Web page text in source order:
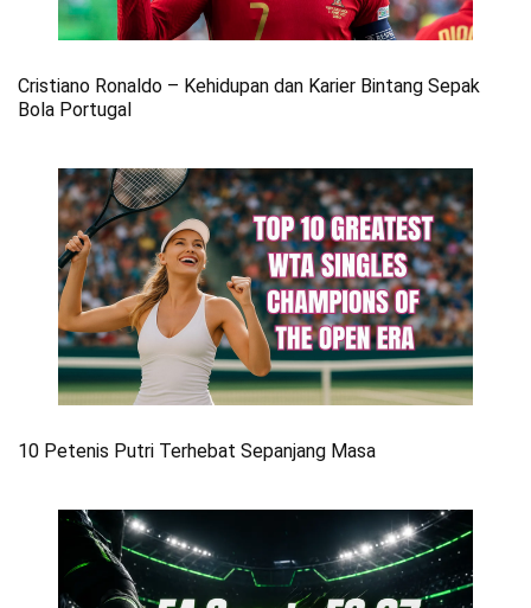
Cristiano Ronaldo – Kehidupan dan Karier Bintang Sepak
Bola Portugal
10 Petenis Putri Terhebat Sepanjang Masa